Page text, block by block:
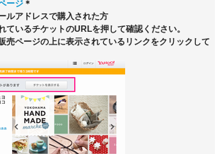
ージ ＊
ルアドレスで購入された方
ているチケットのURLを押して確認ください。
売ページの上に表示されているリンクをクリックして